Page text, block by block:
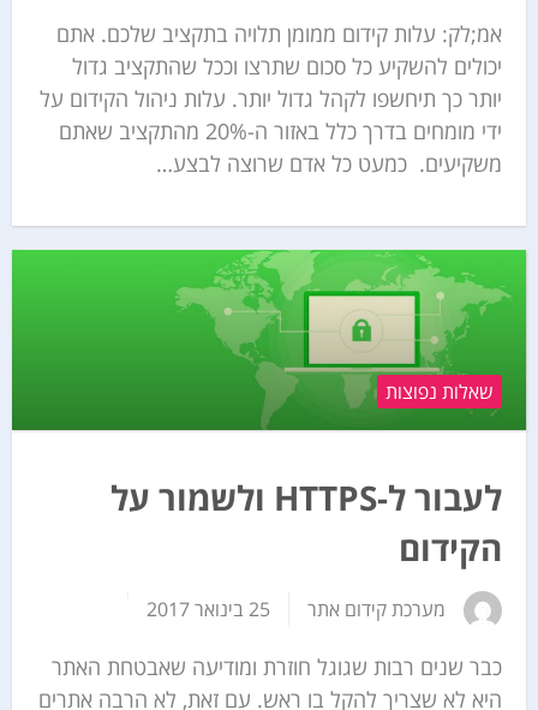
אמ;לק: עלות קידום ממומן תלויה בתקציב שלכם. אתם
יכולים להשקיע כל סכום שתרצו וככל שהתקציב גדול
יותר כך תיחשפו לקהל גדול יותר. עלות ניהול הקידום על
ידי מומחים בדרך כלל באזור ה-20% מהתקציב שאתם
משקיעים. כמעט כל אדם שרוצה לבצע…
שאלות נפוצות
לעבור ל-HTTPS ולשמור על
הקידום
מערכת קידום אתר 25 בינואר 2017
כבר שנים רבות שגוגל חוזרת ומודיעה שאבטחת האתר
היא לא שצריך להקל בו ראש. עם זאת, לא הרבה אתרים